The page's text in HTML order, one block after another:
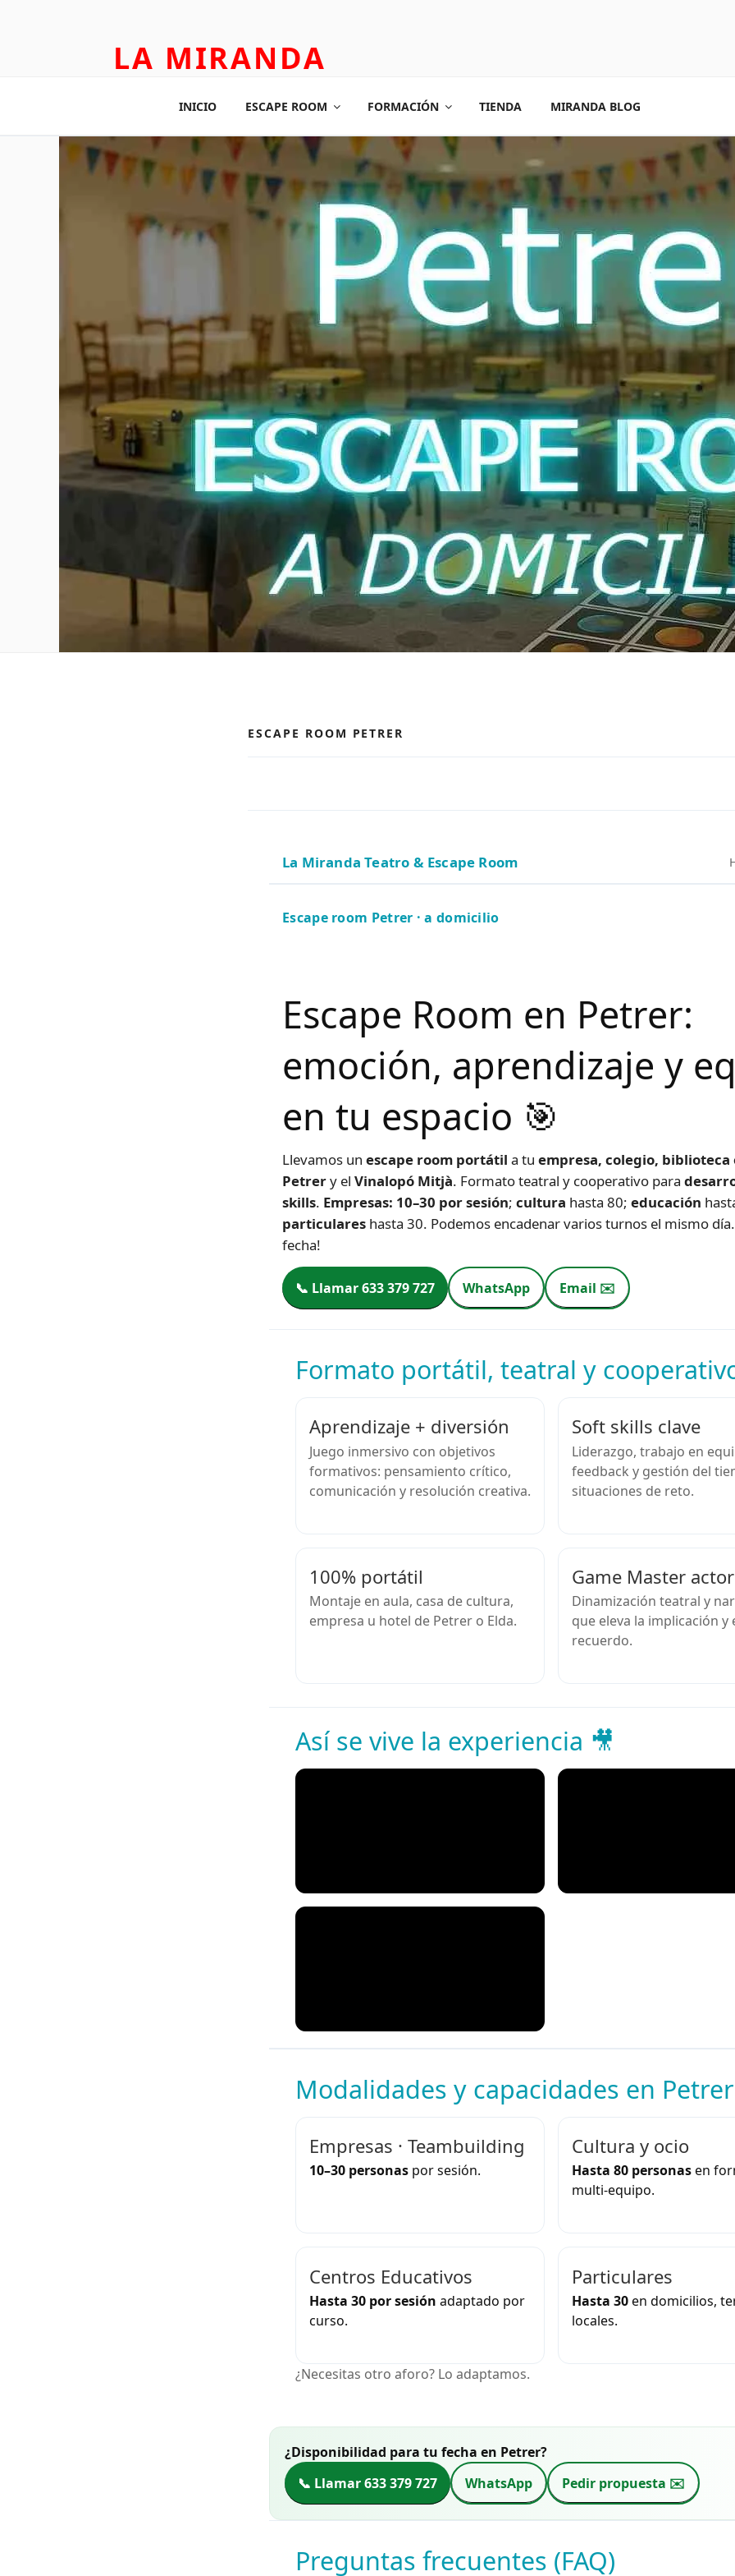
LA MIRANDA
INICIO ESCAPE ROOM FORMACIÓN TIENDA MIRANDA BLOG
ESCAPE ROOM PETRER
La Miranda Teatro & Escape Room
Escape room Petrer · a domicilio
Escape Room en Petrer:
emoción, aprendizaje y
en tu espacio 🎯
Llevamos un escape room portátil a tu empresa, colegio, biblioteca
Petrery el Vinalopó Mitjà. Formato teatral y cooperativo para
skills. Empresas: 10–30 por sesión; cultura hasta 80; educación
particulares hasta 30. Podemos encadenar varios turnos el mismo día.
fecha!
📞 Llamar 633 379 727 WhatsApp Email ✉️
Formato portátil, teatral y
Aprendizaje + diversión
Juego inmersivo con objetivos
formativos: pensamiento crítico,
comunicación y resolución creativa.
Soft skills clave
Liderazgo, trabajo en
feedback y gestión del
situaciones de reto.
100% portátil
Montaje en aula, casa de cultura,
empresa u hotel de Petrer o Elda.
Game Master actor
Dinamización teatral y
que eleva la implicación y
recuerdo.
Así se vive la experiencia 🎥
Modalidades y capacidades en
Empresas · Teambuilding
10–30 personas por sesión.
Cultura y ocio
Hasta 80 personasen
multi-equipo.
Centros Educativos
Hasta 30 por sesión adaptado por
curso.
Particulares
Hasta 30en domicilios,
locales.
¿Necesitas otro aforo? Lo adaptamos.
¿Disponibilidad para tu fecha en Petrer?
📞 Llamar 633 379 727
WhatsApp Pedir propuesta ✉️
Preguntas frecuentes (FAQ)